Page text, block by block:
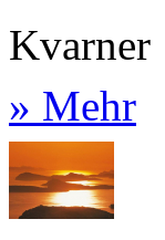
Kvarner
» Mehr